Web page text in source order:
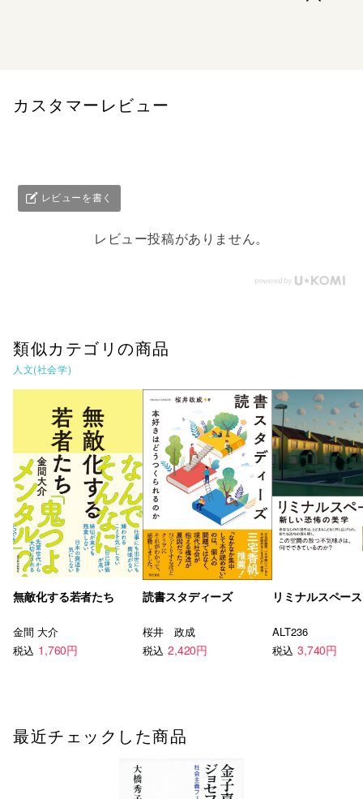
カスタマーレビュー
レビューを書く
レビュー投稿がありません。
類似カテゴリの商品
人文(社会学)
無敵化する若者たち
金間 大介
税込 1,760円
読書スタディーズ
桜井 政成
税込 2,420円
リミナルスペース
ALT236
税込 3,740円
最近チェックした商品